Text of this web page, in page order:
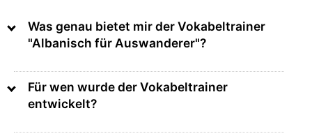
Was genau bietet mir der Vokabeltrainer
"Albanisch für Auswanderer"?
Für wen wurde der Vokabeltrainer
entwickelt?